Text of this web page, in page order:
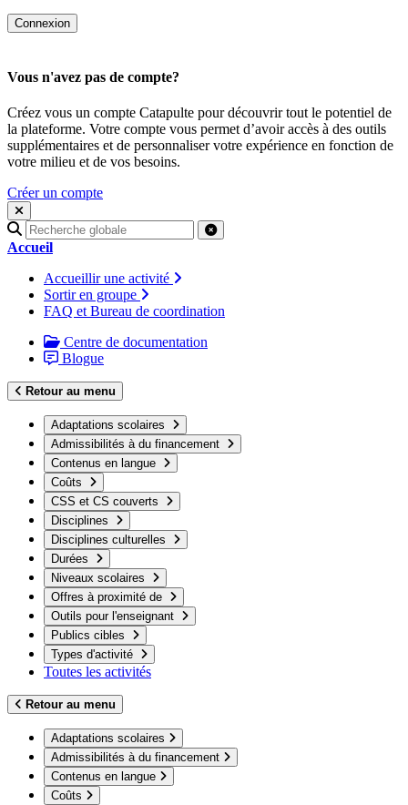
Vous n'avez pas de compte?
Créez vous un compte Catapulte pour découvrir tout le potentiel de
la plateforme. Votre compte vous permet d’avoir accès à des outils
supplémentaires et de personnaliser votre expérience en fonction de
votre milieu et de vos besoins.
Créer un compte
Recherche
pour
Accueil
Accueillir une activité
Sortir en groupe
FAQ et Bureau de coordination
Centre de documentation
Blogue
Retour au menu
Adaptations scolaires
Admissibilités à du financement
Contenus en langue
Coûts
CSS et CS couverts
Disciplines
Disciplines culturelles
Durées
Niveaux scolaires
Offres à proximité de
Outils pour l'enseignant
Publics cibles
Types d'activité
Toutes les activités
Retour au menu
Adaptations scolaires
Admissibilités à du financement
Contenus en langue
Coûts